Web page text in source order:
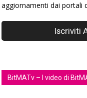
aggiornamenti dai portali
BitMATv – I video di